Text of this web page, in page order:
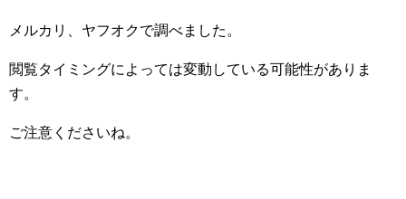
メルカリ、ヤフオクで調べました。
閲覧タイミングによっては変動している可能性がありま
す。
ご注意くださいね。